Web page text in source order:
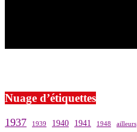
Nuage d’étiquettes
1937 1939 1940 1941 1948 ailleurs